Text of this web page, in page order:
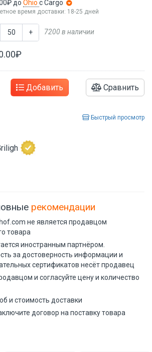
до Ohio с Cargo
время доставки: 18-25 дней
+ 7200 в наличии
Добавить Сравнить
Быстрый просмотр
рекомендации
не является продавцом
товара
иностранным партнёром.
за достоверность информации и
сертификатов несёт продавец
и согласуйте цену и количество
и стоимость доставки
договор на поставку товара